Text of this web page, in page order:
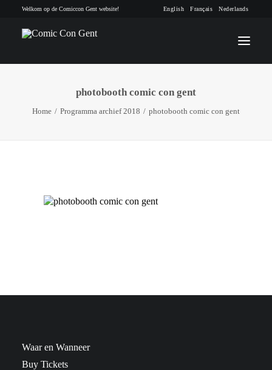
Welkom op de Comiccon Gent website! English Français Nederlands
INFO
CONTACT
photobooth comic con gent
Home Programma archief 2018 photobooth comic con gent
Waar en Wanneer
Buy Tickets